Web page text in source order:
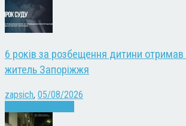
6 років за розбещення дитини отримав
житель Запоріжжя
zapsich, 05/08/2026